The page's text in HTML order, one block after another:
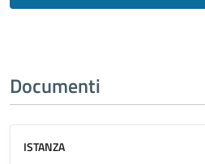
Documenti
ISTANZA